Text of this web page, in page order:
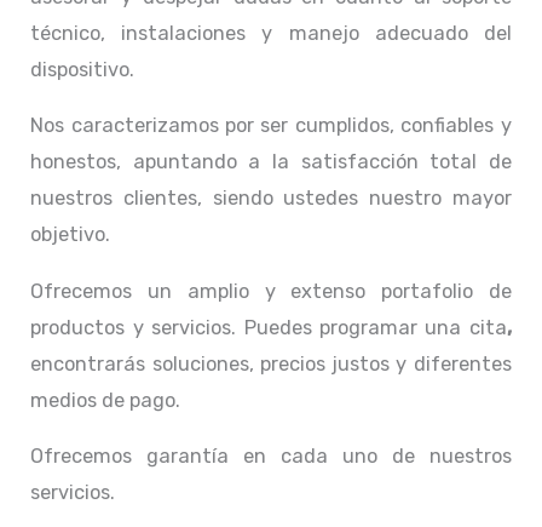
técnico, instalaciones y manejo adecuado del
dispositivo.
Nos caracterizamos por ser cumplidos, confiables y
honestos, apuntando a la satisfacción total de
nuestros clientes, siendo ustedes nuestro mayor
objetivo.
Ofrecemos un amplio y extenso portafolio de
productos y servicios. Puedes programar una cita,
encontrarás soluciones, precios justos y diferentes
medios de pago.
Ofrecemos garantía en cada uno de nuestros
servicios.